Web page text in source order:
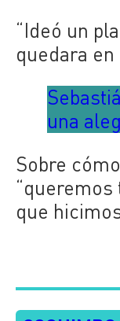
“Ideó un
quedara
una
Sobre
que